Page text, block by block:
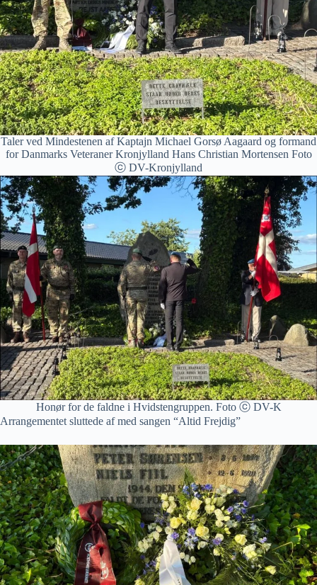
Taler ved Mindestenen af Kaptajn Michael Gorsø Aagaard og formand
for Danmarks Veteraner Kronjylland Hans Christian Mortensen Foto
ⓒ DV-Kronjylland
Honør for de faldne i Hvidstengruppen. Foto ⓒ DV-K
Arrangementet sluttede af med sangen “Altid Frejdig”